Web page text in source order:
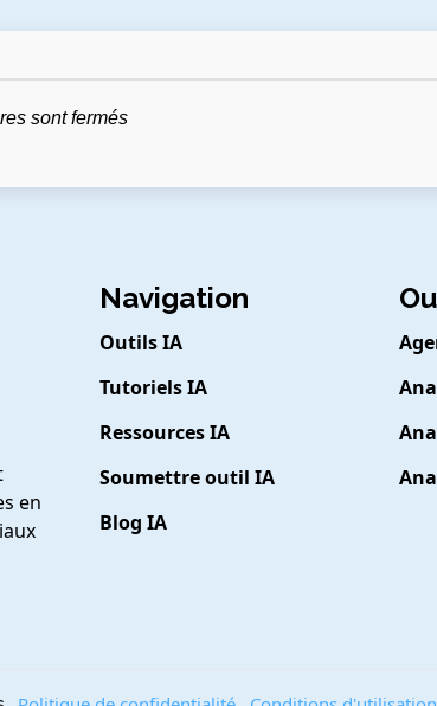
sont fermés
en
Navigation
Outils IA
Tutoriels IA
Ressources IA
Soumettre outil IA
Blog IA